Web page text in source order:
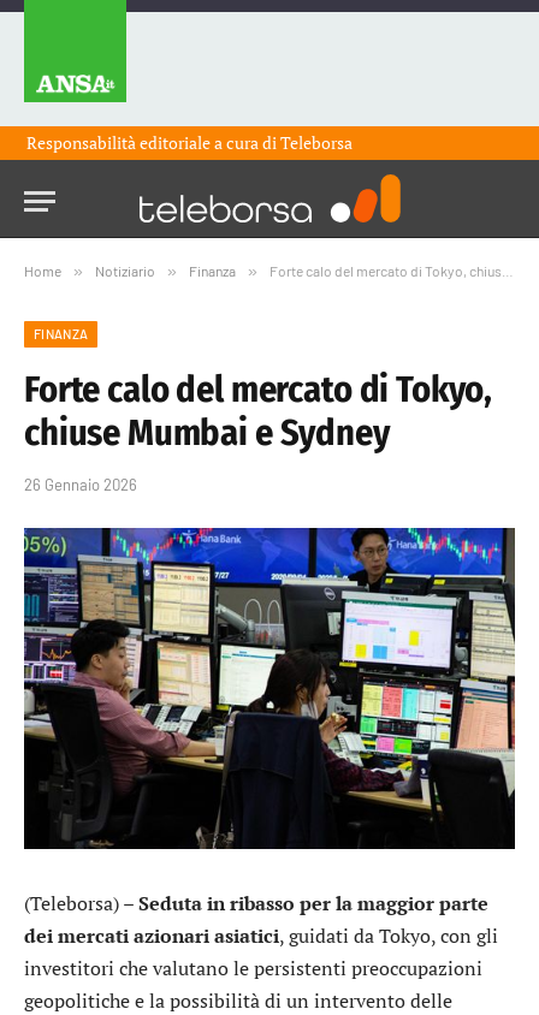
Responsabilità editoriale a cura diTeleborsa
Home » Notiziario » Finanza » Forte calo del mercato di Tokyo, chiuse Mumbai e Sydney
FINANZA
Forte calo del mercato di Tokyo,
chiuse Mumbai e Sydney
26 Gennaio 2026
(Teleborsa) –Seduta in ribasso per la maggior parte
dei mercati azionari asiatici, guidati da Tokyo, con gli
investitori che valutano le persistenti preoccupazioni
geopolitiche e la possibilità di un intervento delle